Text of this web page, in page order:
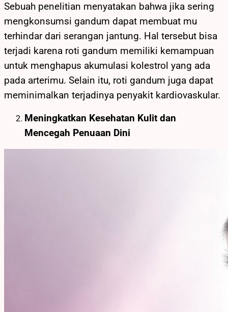
Sebuah penelitian menyatakan bahwa jika sering
mengkonsumsi gandum dapat membuat mu
terhindar dari serangan jantung. Hal tersebut bisa
terjadi karena roti gandum memiliki kemampuan
untuk menghapus akumulasi kolestrol yang ada
pada arterimu. Selain itu, roti gandum juga dapat
meminimalkan terjadinya penyakit kardiovaskular.
Meningkatkan Kesehatan Kulit dan
Mencegah Penuaan Dini